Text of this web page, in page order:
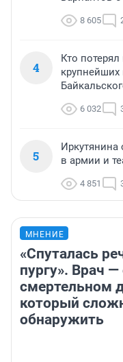
8 605
4
Кто
крупнейших
6 032
5
Иркутянина
в армии и
4 851
МНЕНИЕ
«Спуталась
пургу». Врач —
смертельном
который
обнаружить